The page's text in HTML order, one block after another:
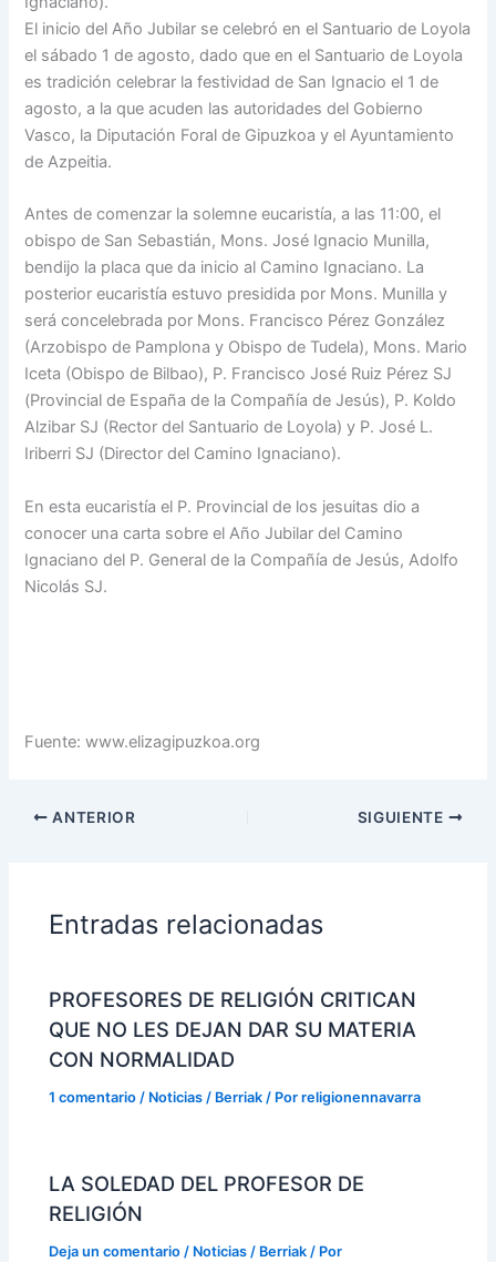
El inicio del Año Jubilar se celebró en el Santuario de Loyola
el sábado 1 de agosto, dado que en el Santuario de Loyola
es tradición celebrar la festividad de San Ignacio el 1 de
agosto, a la que acuden las autoridades del Gobierno
Vasco, la Diputación Foral de Gipuzkoa y el Ayuntamiento
de Azpeitia.
Antes de comenzar la solemne eucaristía, a las 11:00, el
obispo de San Sebastián, Mons. José Ignacio Munilla,
bendijo la placa que da inicio al Camino Ignaciano. La
posterior eucaristía estuvo presidida por Mons. Munilla y
será concelebrada por Mons. Francisco Pérez González
(Arzobispo de Pamplona y Obispo de Tudela), Mons. Mario
Iceta (Obispo de Bilbao), P. Francisco José Ruiz Pérez SJ
(Provincial de España de la Compañía de Jesús), P. Koldo
Alzibar SJ (Rector del Santuario de Loyola) y P. José L.
Iriberri SJ (Director del Camino Ignaciano).
En esta eucaristía el P. Provincial de los jesuitas dio a
conocer una carta sobre el Año Jubilar del Camino
Ignaciano del P. General de la Compañía de Jesús, Adolfo
Nicolás SJ.
Fuente: www.elizagipuzkoa.org
ANTERIOR SIGUIENTE
Entradas relacionadas
PROFESORES DE RELIGIÓN CRITICAN
QUE NO LES DEJAN DAR SU MATERIA
CON NORMALIDAD
1 comentario / Noticias / Berriak / Porreligionennavarra
LA SOLEDAD DEL PROFESOR DE
RELIGIÓN
Deja un comentario / Noticias / Berriak / Por